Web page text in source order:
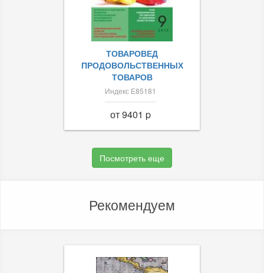
ТОВАРОВЕД
ПРОДОВОЛЬСТВЕННЫХ
ТОВАРОВ
Индекс Е85181
от 9401 p
Посмотреть еще
Рекомендуем